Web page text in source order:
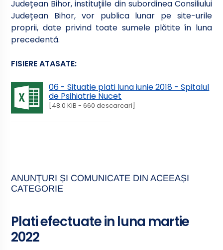
Județean Bihor, instituțiile din subordinea Consiliului
Județean Bihor, vor publica lunar pe site-urile
proprii, date privind toate sumele plătite în luna
precedentă.
FISIERE ATASATE:
06 - Situatie plati luna iunie 2018 - Spitalul
de Psihiatrie Nucet
[48.0 KiB - 660 descarcari]
ANUNȚURI ȘI COMUNICATE DIN ACEEAȘI
CATEGORIE
Plati efectuate in luna martie
2022